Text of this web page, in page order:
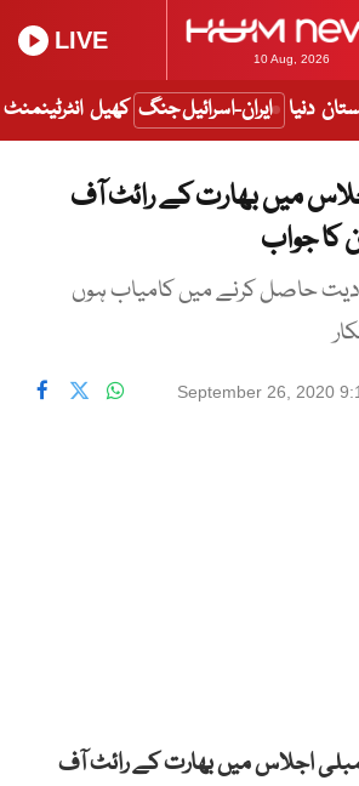
10 Aug, 2026
LIVE
دنیا ایران-اسرائیل جنگ کھیل انٹرٹینمنٹ
میں بھارت کے رائٹ آف
کا جواب
حاصل کرنے میں کامیاب ہوں
September 26, 2020
اجلاس میں بھارت کے رائٹ آف